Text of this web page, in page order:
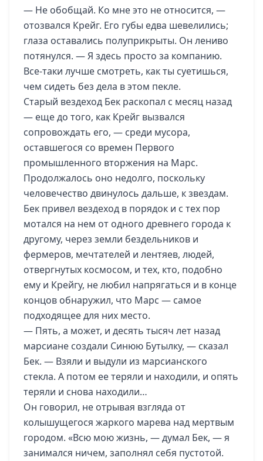
— Не обобщай. Ко мне это не относится, —
отозвался Крейг. Его губы едва шевелились;
глаза оставались полуприкрыты. Он лениво
потянулся. — Я здесь просто за компанию.
Все-таки лучше смотреть, как ты суетишься,
чем сидеть без дела в этом пекле.
Старый вездеход Бек раскопал с месяц назад
— еще до того, как Крейг вызвался
сопровождать его, — среди мусора,
оставшегося со времен Первого
промышленного вторжения на Марс.
Продолжалось оно недолго, поскольку
человечество двинулось дальше, к звездам.
Бек привел вездеход в порядок и с тех пор
мотался на нем от одного древнего города к
другому, через земли бездельников и
фермеров, мечтателей и лентяев, людей,
отвергнутых космосом, и тех, кто, подобно
ему и Крейгу, не любил напрягаться и в конце
концов обнаружил, что Марс — самое
подходящее для них место.
— Пять, а может, и десять тысяч лет назад
марсиане создали Синюю Бутылку, — сказал
Бек. — Взяли и выдули из марсианского
стекла. А потом ее теряли и находили, и опять
теряли и снова находили…
Он говорил, не отрывая взгляда от
колышущегося жаркого марева над мертвым
городом. «Всю мою жизнь, — думал Бек, — я
занимался ничем, заполнял себя пустотой.